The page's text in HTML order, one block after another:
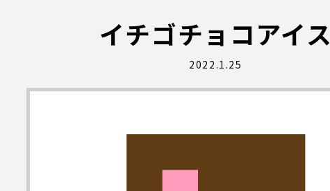
イチゴチョコアイス
2022.1.25